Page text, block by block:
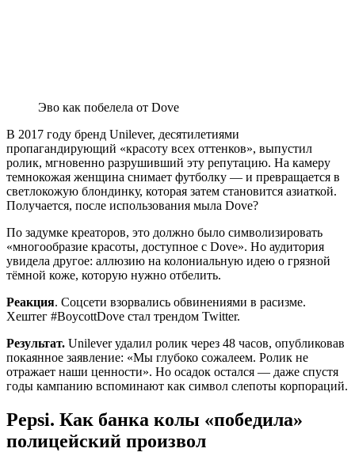
Эво как побелела от Dove
В 2017 году бренд Unilever, десятилетиями
пропагандирующий «красоту всех оттенков», выпустил
ролик, мгновенно разрушивший эту репутацию. На камеру
темнокожая женщина снимает футболку — и превращается в
светлокожую блондинку, которая затем становится азиаткой.
Получается, после использования мыла Dove?
По задумке креаторов, это должно было символизировать
«многообразие красоты, доступное с Dove». Но аудитория
увидела другое: аллюзию на колониальную идею о грязной
тёмной коже, которую нужно отбелить.
Реакция. Соцсети взорвались обвинениями в расизме.
Хештег #BoycottDove стал трендом Twitter.
Результат. Unilever удалил ролик через 48 часов, опубликовав
покаянное заявление: «Мы глубоко сожалеем. Ролик не
отражает наши ценности». Но осадок остался — даже спустя
годы кампанию вспоминают как символ слепоты корпораций.
Pepsi. Как банка колы «победила»
полицейский произвол